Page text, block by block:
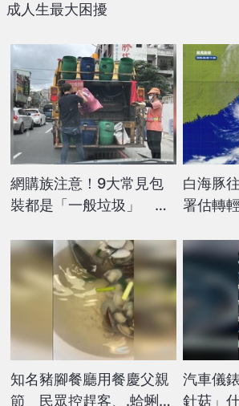
成人生最大困擾
網購族注意！9大常見包
裝都是「一般垃圾」 丟
白海豚
署估轉
知名豬腳餐廳用餐慶父親
節 民眾控趕客、.蛤蜊湯
汽車儀
針菇」